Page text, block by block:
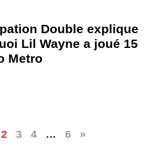
Double explique
Lil Wayne a joué 15
Metro
2 3 4 … 6 »